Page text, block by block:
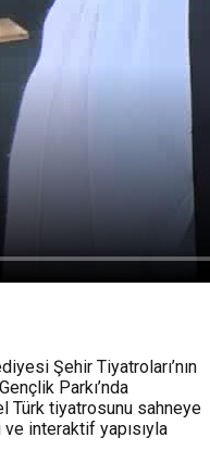
Şehir Tiyatroları’nın
Parkı’nda
Türk tiyatrosunu sahneye
interaktif yapısıyla